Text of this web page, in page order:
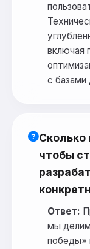
включая
с базами
Сколько
чтобы
Ответ:
мы
победы»